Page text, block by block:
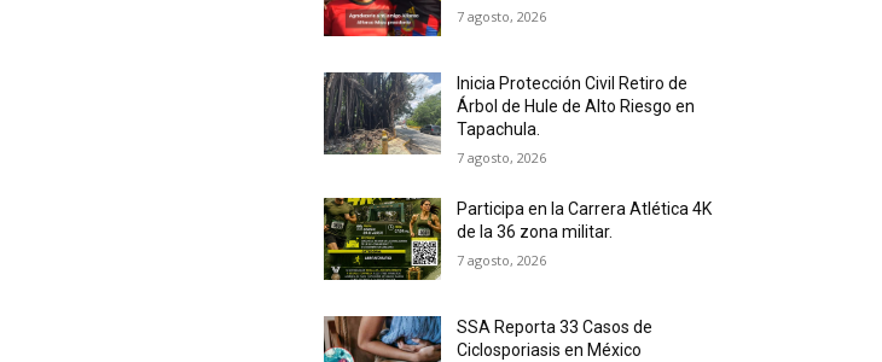
7 agosto, 2026
Inicia Protección Civil Retiro de
Árbol de Hule de Alto Riesgo en
Tapachula.
7 agosto, 2026
Participa en la Carrera Atlética 4K
de la 36 zona militar.
7 agosto, 2026
SSA Reporta 33 Casos de
Ciclosporiasis en México